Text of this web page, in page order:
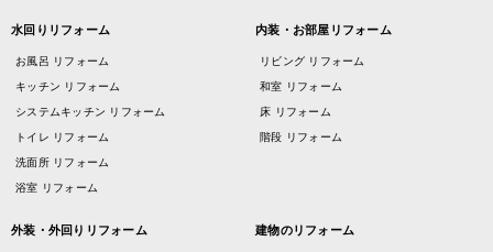
水回りリフォーム
お風呂 リフォーム
キッチン リフォーム
システムキッチン リフォーム
トイレ リフォーム
洗面所 リフォーム
浴室 リフォーム
内装・お部屋リフォーム
リビング リフォーム
和室 リフォーム
床 リフォーム
階段 リフォーム
外装・外回りリフォーム 建物のリフォーム